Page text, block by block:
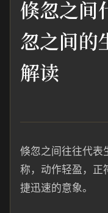
倏忽之间
忽之间的
解读
倏忽之间往往代表
称，动作轻盈，正
捷迅速的意象。